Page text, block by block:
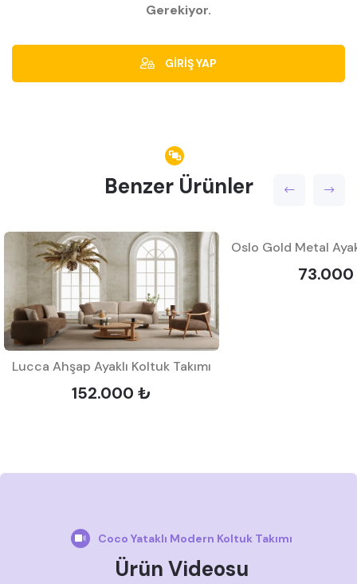
Gerekiyor.
GİRİŞ YAP
Benzer Ürünler
Lucca Ahşap Ayaklı Koltuk Takımı
152.000 ₺
Coco Yataklı Modern Koltuk Takımı
Ürün Videosu